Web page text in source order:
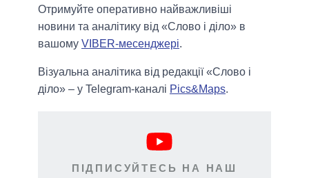
Отримуйте оперативно найважливіші
новини та аналітику від «Слово і діло» в
вашому VIBER-месенджері.
Візуальна аналітика від редакції «Слово і
діло» – у Telegram-каналі Pics&Maps.
ПІДПИСУЙТЕСЬ НА НАШ